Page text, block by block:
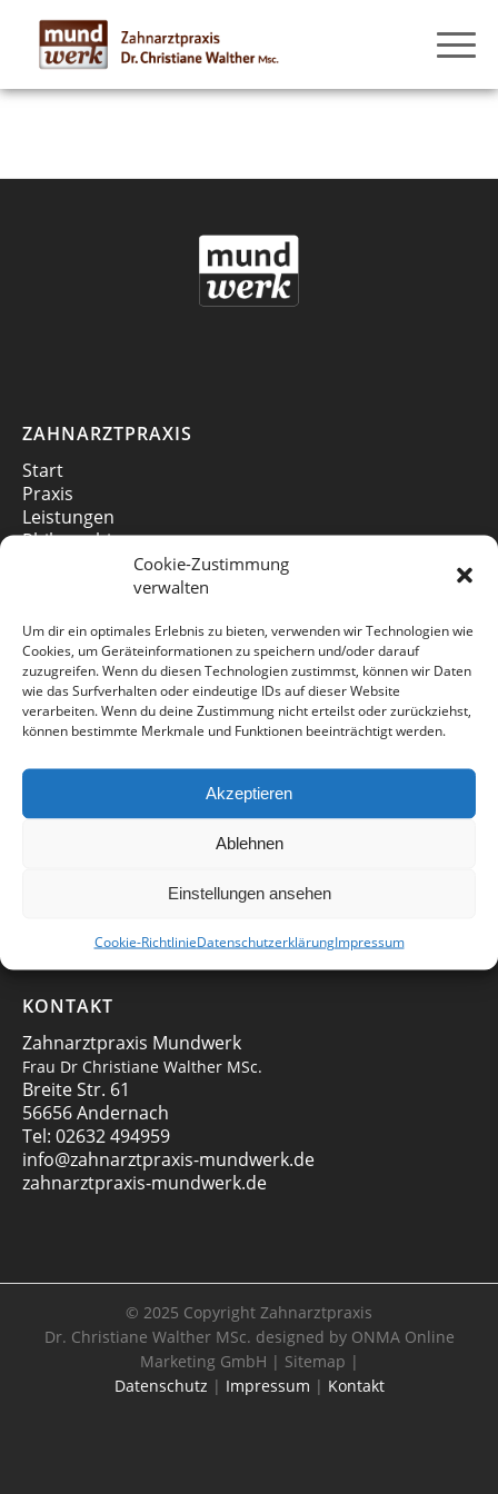
Cookie-Zustimmung
verwalten
Um dir ein optimales Erlebnis zu bieten, verwenden wir Technologien wie
Cookies, um Geräteinformationen zu speichern und/oder darauf
zuzugreifen. Wenn du diesen Technologien zustimmst, können wir Daten
wie das Surfverhalten oder eindeutige IDs auf dieser Website
verarbeiten. Wenn du deine Zustimmung nicht erteilst oder zurückziehst,
können bestimmte Merkmale und Funktionen beeinträchtigt werden.
Akzeptieren
Ablehnen
Einstellungen ansehen
Cookie-RichtlinieDatenschutzerklärungImpressum
ZAHNARZTPRAXIS
Start
Praxis
Leistungen
Philosophie
LEISTUNGEN
Prophylaxe
Parodontose
KONTAKT
Zahnarztpraxis Mundwerk
Frau Dr Christiane Walther MSc.
Breite Str. 61
56656 Andernach
Tel: 02632 494959
info@zahnarztpraxis-mundwerk.de
zahnarztpraxis-mundwerk.de
© 2025 Copyright Zahnarztpraxis
Dr. Christiane Walther MSc. designed by ONMA Online
Marketing GmbH | Sitemap |
Datenschutz | Impressum | Kontakt